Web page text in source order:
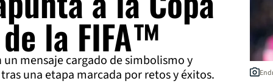
la FIFA™
mensaje cargado de simbolismo y
una etapa marcada por retos y éxitos.